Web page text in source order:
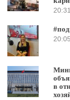
20:31
20:05
в